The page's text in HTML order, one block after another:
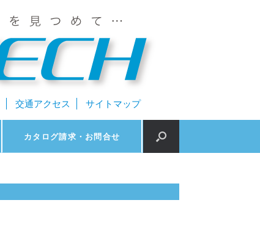
交通アクセス サイトマップ
カタログ請求・お問合せ